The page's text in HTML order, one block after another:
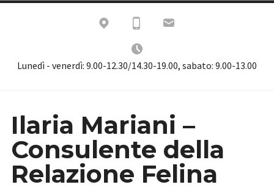
Lunedì - venerdì: 9.00-12.30/14.30-19.00, sabato: 9.00-13.00
Ilaria Mariani –
Consulente della
Relazione Felina